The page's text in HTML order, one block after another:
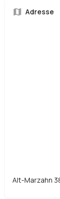
Adresse
Alt-Marzahn